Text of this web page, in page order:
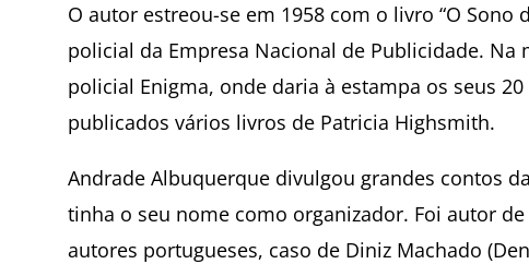
O autor estreou-se em 1958 com o livro “O Sono
policial da Empresa Nacional de Publicidade. Na
policial Enigma, onde daria à estampa os seus
publicados vários livros de Patricia Highsmith.
Andrade Albuquerque divulgou grandes contos
tinha o seu nome como organizador. Foi autor
autores portugueses, caso de Diniz Machado